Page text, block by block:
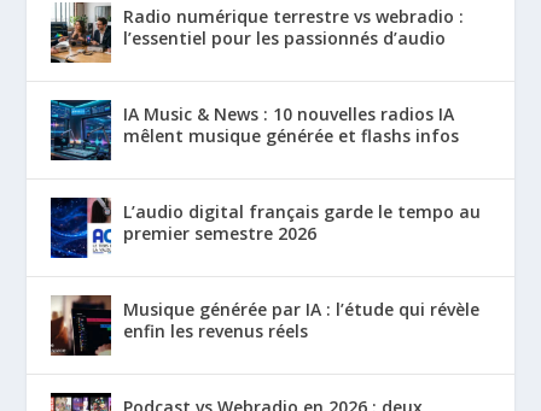
Radio numérique terrestre vs webradio :
l’essentiel pour les passionnés d’audio
IA Music & News : 10 nouvelles radios IA
mêlent musique générée et flashs infos
L’audio digital français garde le tempo au
premier semestre 2026
Musique générée par IA : l’étude qui révèle
enfin les revenus réels